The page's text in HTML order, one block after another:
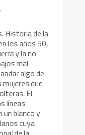
Historia de la
los años 50,
y la no
mal
algo de
mujeres que
El
líneas
blanco y
cuya